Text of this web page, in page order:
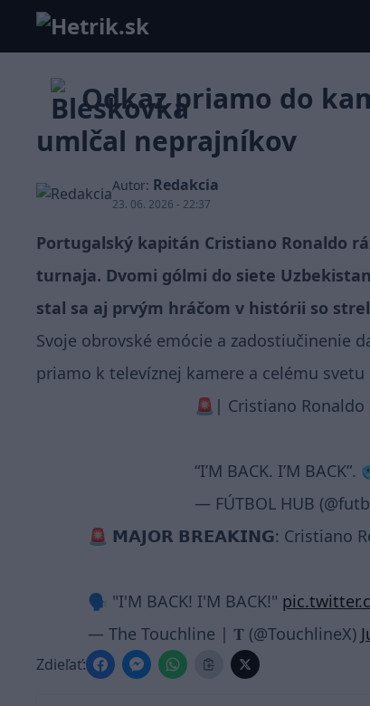
Odkaz priamo do
umlčal neprajníkov
Autor: Redakcia
23. 06. 2026 - 22:37
Portugalský kapitán Cristiano Ronaldo
turnaja. Dvomi gólmi do siete
stal sa aj prvým hráčom v histórii so
Svoje obrovské emócie a zadostiučinenie
priamo k televíznej kamere a celému svetu
🚨| Cristiano
“I’M BACK. I’M
— FÚTBOL HUB
🚨 𝗠𝗔𝗝𝗢𝗥 𝗕𝗥𝗘𝗔𝗞𝗜𝗡𝗚: Cristiano
🗣️ "I'M BACK! I'M BACK!"
— The Touchline | 𝐓 (@TouchlineX)
Zdieľať: